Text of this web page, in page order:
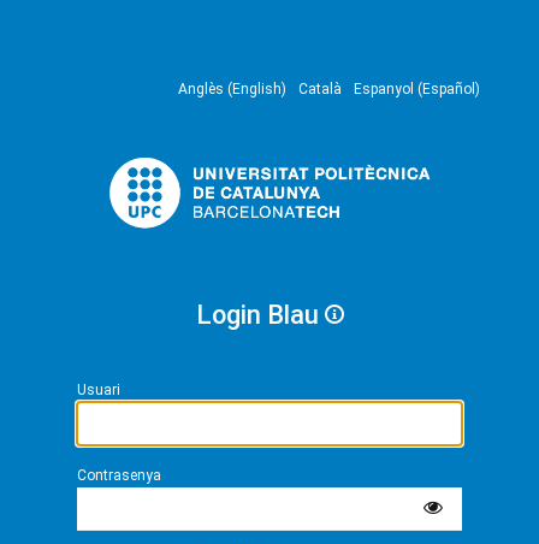
Anglès (English) Català Espanyol (Español)
Login Blau
Usuari
Contrasenya